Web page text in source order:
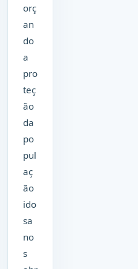
orç
an
do
a
pro
teç
ão
da
po
pul
aç
ão
ido
sa
no
s